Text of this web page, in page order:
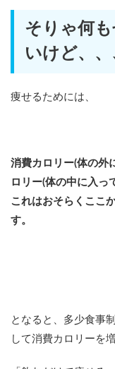
そりゃ何
いけど、、
痩せるためには、
消費カロリー(体の外
ロリー(体の中に入っ
これはおそらくここ
す。
となると、多少食事
して消費カロリーを